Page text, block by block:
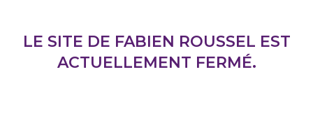
LE SITE DE FABIEN ROUSSEL EST
ACTUELLEMENT FERMÉ.